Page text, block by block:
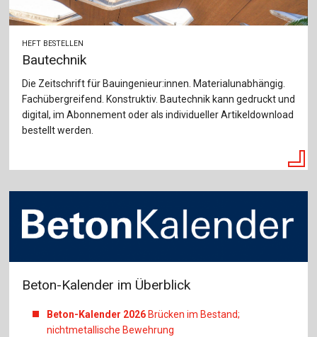
HEFT BESTELLEN
Bautechnik
Die Zeitschrift für Bauingenieur:innen. Materialunabhängig.
Fachübergreifend. Konstruktiv. Bautechnik kann gedruckt und
digital, im Abonnement oder als individueller Artikeldownload
bestellt werden.
Beton-Kalender im Überblick
Beton-Kalender 2026 Brücken im Bestand;
nichtmetallische Bewehrung